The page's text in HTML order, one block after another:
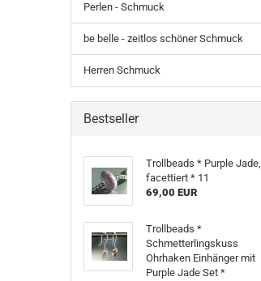
Perlen - Schmuck
be belle - zeitlos schöner Schmuck
Herren Schmuck
Bestseller
Trollbeads * Purple Jade,
facettiert * 11
69,00 EUR
Trollbeads *
Schmetterlingskuss
Ohrhaken Einhänger mit
Purple Jade Set *